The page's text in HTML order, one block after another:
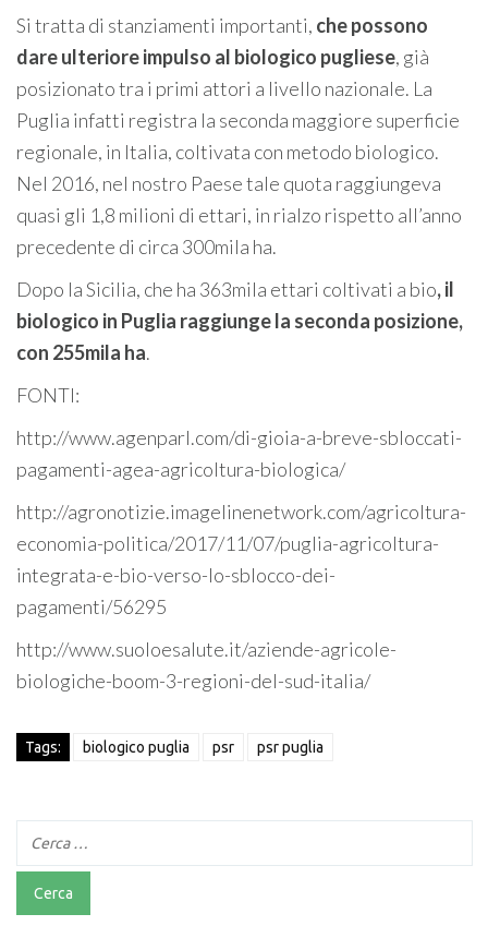
Si tratta di stanziamenti importanti, che possono
dare ulteriore impulso al biologico pugliese, già
posizionato tra i primi attori a livello nazionale. La
Puglia infatti registra la seconda maggiore superficie
regionale, in Italia, coltivata con metodo biologico.
Nel 2016, nel nostro Paese tale quota raggiungeva
quasi gli 1,8 milioni di ettari, in rialzo rispetto all’anno
precedente di circa 300mila ha.
Dopo la Sicilia, che ha 363mila ettari coltivati a bio, il
biologico in Puglia raggiunge la seconda posizione,
con 255mila ha.
FONTI:
http://www.agenparl.com/di-gioia-a-breve-sbloccati-
pagamenti-agea-agricoltura-biologica/
http://agronotizie.imagelinenetwork.com/agricoltura-
economia-politica/2017/11/07/puglia-agricoltura-
integrata-e-bio-verso-lo-sblocco-dei-
pagamenti/56295
http://www.suoloesalute.it/aziende-agricole-
biologiche-boom-3-regioni-del-sud-italia/
Tags: biologico puglia psr psr puglia